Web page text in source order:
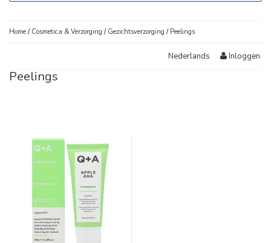
Home / Cosmetica & Verzorging / Gezichtsverzorging / Peelings
Nederlands Inloggen
Peelings